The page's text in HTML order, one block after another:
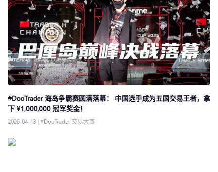
#DooTrader 海岛争霸赛圆满落幕： 中国选手成为五国交易王者，拿
下 ¥1,000,000 冠军奖金！
2026-04-13 | #DooTrader 交易大赛